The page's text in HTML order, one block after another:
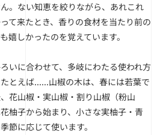
。ない知恵を絞りながら、あれこれ
て来たとき、香りの食材を当たり前の
嬉しかったのを覚えています。
いに合わせて、多岐にわたる使われ方
とえば......山椒の木は、春には若葉で
花山椒・実山椒・割り山椒（粉山
柚子から始まり、小さな実柚子・青
節に応じて使います。